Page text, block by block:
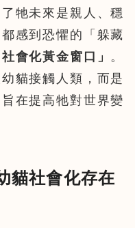
牠未來是親人、穩
感到恐懼的「躲藏
社會化黃金窗口」 。
貓接觸人類，而是
在提高牠對世界變
貓社會化存在